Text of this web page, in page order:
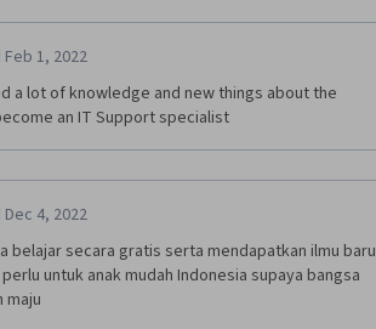
1, 2022
a lot of knowledge and new things about the
an IT Support specialist
4, 2022
belajar secara gratis serta mendapatkan ilmu baru
untuk anak mudah Indonesia supaya bangsa
maju